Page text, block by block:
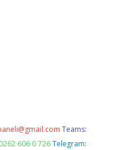
Teams:
606 0 726 Telegram: